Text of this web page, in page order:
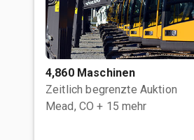
4,860 Maschinen
Zeitlich begrenzte Auktion
Mead, CO + 15 mehr